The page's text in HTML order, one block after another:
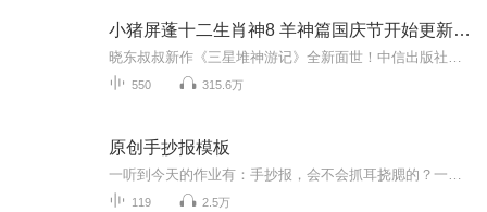
小猪屏蓬十二生肖神8 羊神篇国庆节开始更新啦！
550 315.6万
原创手抄报模板
119 2.5万